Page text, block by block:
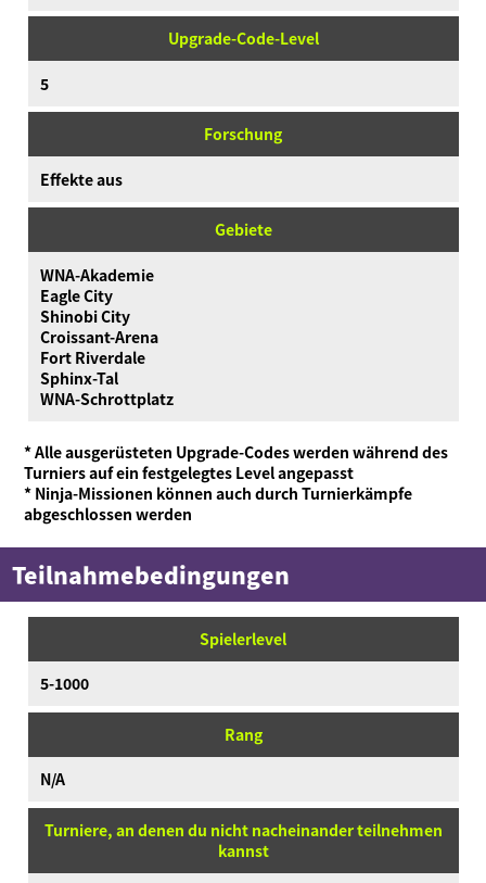
Upgrade-Code-Level
5
Forschung
Effekte aus
Gebiete
WNA-Akademie
Eagle City
Shinobi City
Croissant-Arena
Fort Riverdale
Sphinx-Tal
WNA-Schrottplatz
* Alle ausgerüsteten Upgrade-Codes werden während des
Turniers auf ein festgelegtes Level angepasst
* Ninja-Missionen können auch durch Turnierkämpfe
abgeschlossen werden
Teilnahmebedingungen
Spielerlevel
5-1000
Rang
N/A
Turniere, an denen du nicht nacheinander teilnehmen
kannst